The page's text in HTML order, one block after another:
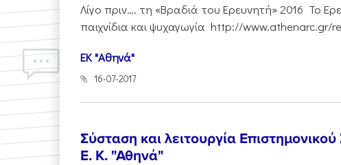
Λίγο πριν…. τη «Βραδιά του Ερευνητή» 2016 Το
παιχνίδια και ψυχαγωγία http://www.athenarc.gr/
ΕΚ "Αθηνά"
16-07-2017
Σύσταση και λειτουργία
Ε. Κ. "Αθηνά"